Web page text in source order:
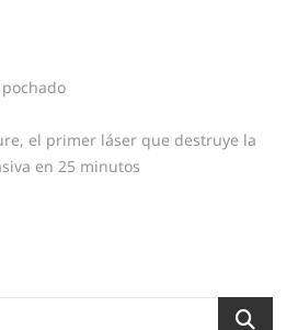
el primer láser que destruye la
en 25 minutos
Search